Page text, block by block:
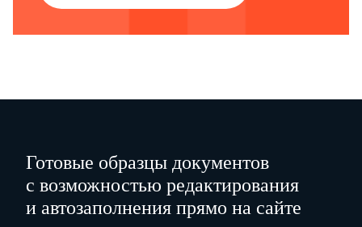
Готовые образцы документов
с возможностью редактирования
и автозаполнения прямо на сайте